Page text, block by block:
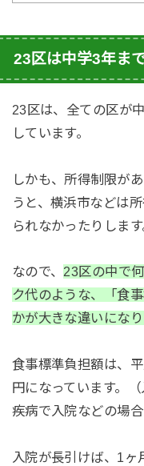
23区は中学3年ま
23区は、全ての区が
しています。
しかも、所得制限が
うと、横浜市などは
られなかったりします
なので、 23区の中で
ク代のような、「食
かが大きな違いになり
食事標準負担額は、
円になっています。
疾病で入院などの場
入院が長引けば、1ヶ